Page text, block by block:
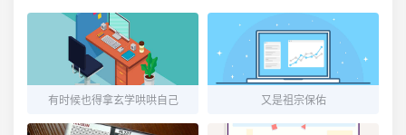
有时候也得拿玄学哄哄自己 又是祖宗保佑